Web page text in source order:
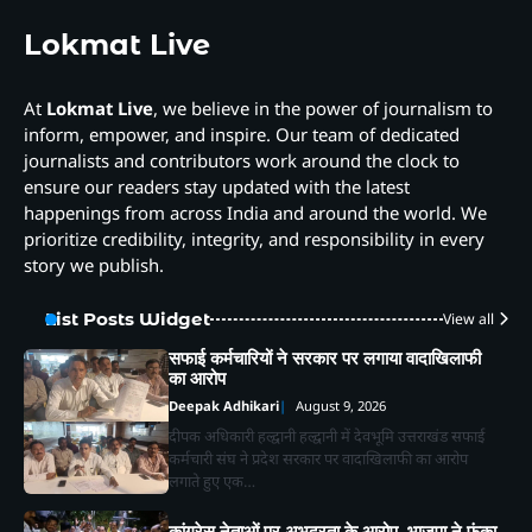
Lokmat Live
At Lokmat Live, we believe in the power of journalism to
inform, empower, and inspire. Our team of dedicated
journalists and contributors work around the clock to
ensure our readers stay updated with the latest
happenings from across India and around the world. We
prioritize credibility, integrity, and responsibility in every
story we publish.
List Posts Widget View all
सफाई कर्मचारियों ने सरकार पर लगाया वादाखिलाफी
का आरोप
Deepak Adhikari August 9, 2026
दीपक अधिकारी हल्द्वानी हल्द्वानी में देवभूमि उत्तराखंड सफाई
कर्मचारी संघ ने प्रदेश सरकार पर वादाखिलाफी का आरोप
लगाते हुए एक…